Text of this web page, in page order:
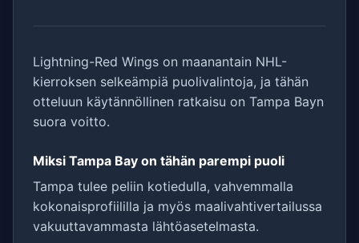
Lightning-Red Wings on maanantain NHL-
kierroksen selkeämpiä puolivalintoja, ja tähän
otteluun käytännöllinen ratkaisu on Tampa Bayn
suora voitto.
Miksi Tampa Bay on tähän parempi puoli
Tampa tulee peliin kotiedulla, vahvemmalla
kokonaisprofiililla ja myös maalivahtivertailussa
vakuuttavammasta lähtöasetelmasta.